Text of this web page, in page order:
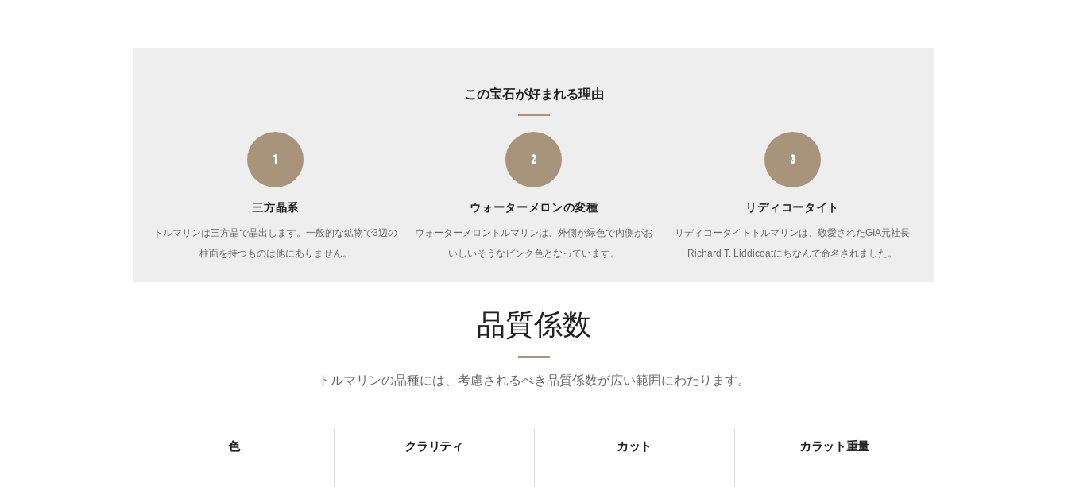
この宝石が好まれる理由
1
三方晶系
トルマリンは三方晶で晶出します。一般的な鉱物で3辺の
柱面を持つものは他にありません。
2
ウォーターメロンの変種
ウォーターメロントルマリンは、外側が緑色で内側がお
いしいそうなピンク色となっています。
3
リディコータイト
リディコータイトトルマリンは、敬愛されたGIA元社長
Richard T. Liddicoatにちなんで命名されました。
品質係数
トルマリンの品種には、考慮されるべき品質係数が広い範囲にわたります。
色 クラリティ カット カラット重量